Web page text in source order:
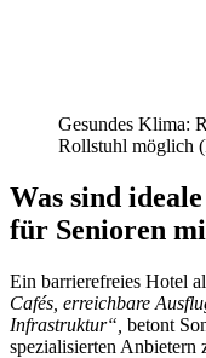
Gesundes Klima:
Rollstuhl möglich
Was sind
für Senioren
Ein barrierefreies Hotel
Cafés, erreichbare
Infrastruktur“, betont
spezialisierten Anbietern